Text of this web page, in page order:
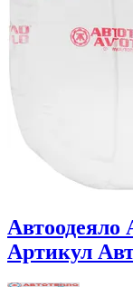
Автоодеяло
Артикул